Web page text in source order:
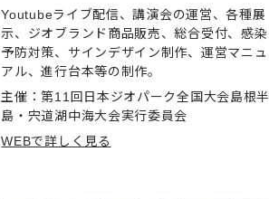
Youtubeライブ配信、講演会の運営、各種展
示、ジオブランド商品販売、総合受付、感染
予防対策、サインデザイン制作、運営マニュ
アル、進行台本等の制作。
主催：第11回日本ジオパーク全国大会島根半
島・宍道湖中海大会実行委員会
WEBで詳しく見る